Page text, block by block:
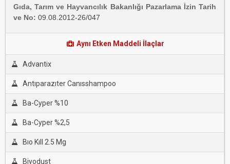
Gıda, Tarım ve Hayvancılık Bakanlığı Pazarlama İzin Tarih
ve No: 09.08.2012-26/047
Aynı Etken Maddeli İlaçlar
Advantix
Antıparazıter Canısshampoo
Ba-Cyper %10
Ba-Cyper %2,5
Bıo Kıll 2.5 Mg
Biyodust